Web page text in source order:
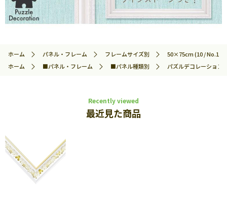
ホーム パネル・フレーム フレームサイズ別
50×75cm (10 / No.14)
ホーム
■パネル・フレーム ■パネル種類別 パズルデコレーション
Recently viewed
最近見た商品